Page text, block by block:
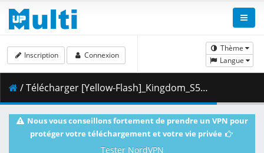
Thème
Langue
Inscription Connexion
/ Télécharger [Yellow-Flash]_Kingdom_S5_-_02_[Blu-Ray][1080p][10bit][3F6910C6].mkv.003 ( 397.58 MB )
Nous vous conseillons fortement de prendre un VPN pour
protéger votre téléchargement et votre vie privée
Tester NordVPN